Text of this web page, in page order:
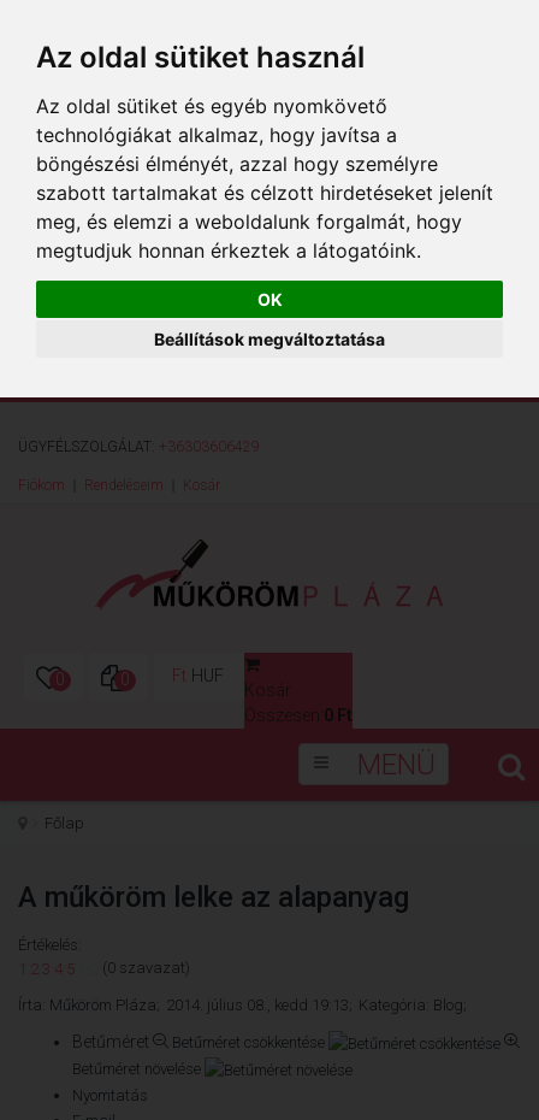
Az oldal sütiket használ
Az oldal sütiket és egyéb nyomkövető
technológiákat alkalmaz, hogy javítsa a
böngészési élményét, azzal hogy személyre
szabott tartalmakat és célzott hirdetéseket jelenít
meg, és elemzi a weboldalunk forgalmát, hogy
megtudjuk honnan érkeztek a látogatóink.
OK
Beállítások megváltoztatása
ÜGYFÉLSZOLGÁLAT: +36303606429
Fiókom Rendeléseim Kosár
0 0 Ft HUF
Kosár
Összesen: 0 Ft
MENÜ
Főlap
A műköröm lelke az alapanyag
Értékelés:
1 2 3 4 5 (0 szavazat)
Írta: Műköröm Pláza; 2014. július 08., kedd 19:13; Kategória: Blog;
Betűméret
Betűméret csökkentése
Betűméret növelése
Nyomtatás